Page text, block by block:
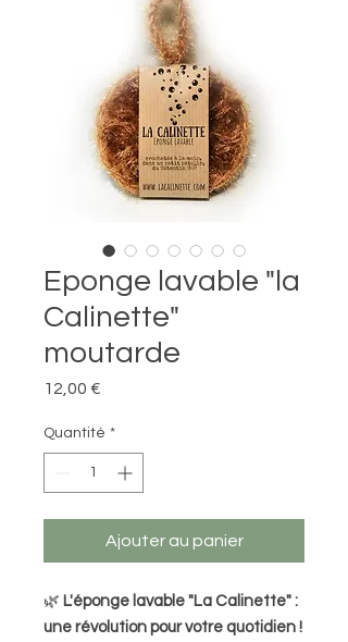
Eponge lavable "la
Calinette"
moutarde
12,00 €
Quantité *
Ajouter au panier
🌿 L'éponge lavable "La Calinette" :
une révolution pour votre quotidien !